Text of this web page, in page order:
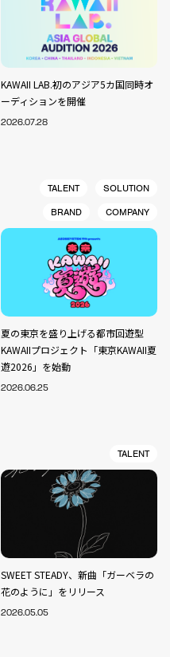
KAWAII LAB.初のアジア5カ国同時オ
ーディションを開催
2026.07.28
TALENT
SOLUTION
BRAND
COMPANY
夏の東京を盛り上げる都市回遊型
KAWAIIプロジェクト「東京KAWAII夏
遊2026」を始動
2026.06.25
TALENT
SWEET STEADY、新曲「ガーベラの
花のように」をリリース
2026.05.05